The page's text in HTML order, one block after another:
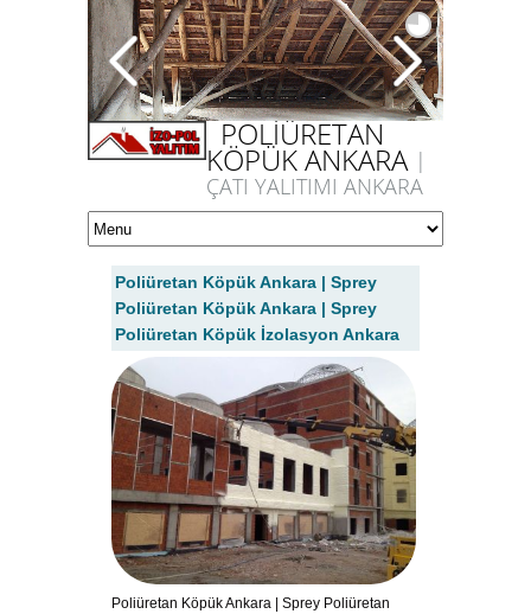
POLİÜRETAN
KÖPÜK ANKARA |
ÇATI YALITIMI ANKARA
Poliüretan Köpük Ankara | Sprey
Poliüretan Köpük Ankara | Sprey
Poliüretan Köpük İzolasyon Ankara
Poliüretan Köpük Ankara | Sprey Poliüretan